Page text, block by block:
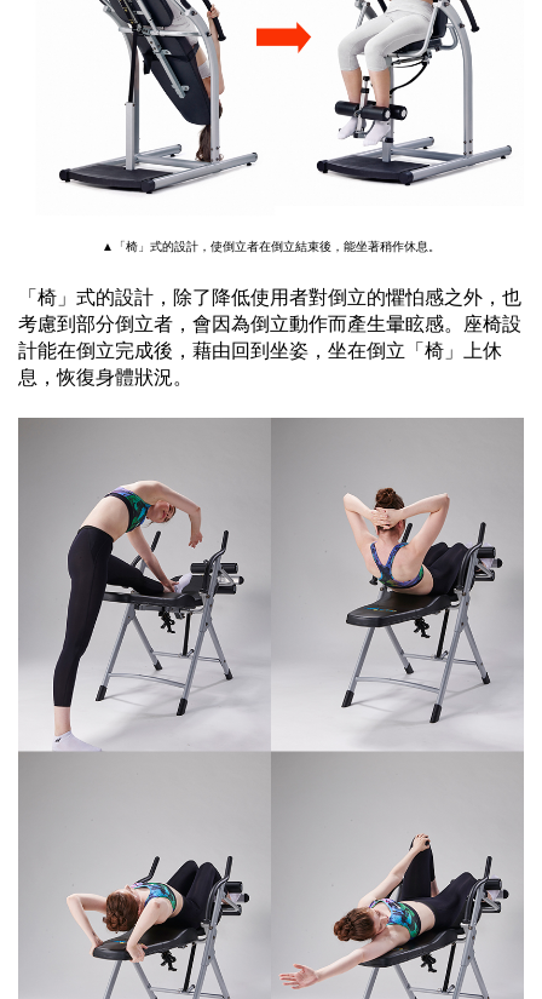
▲「椅」式的設計，使倒立者在倒立結束後，能坐著稍作休息。
「椅」式的設計，除了降低使用者對倒立的懼怕感之外， 也
考慮到部分倒立者，會因為倒立動作而產生暈眩感。座椅設
計能在倒立完成後， 藉由回到坐姿，坐在倒立「椅」上休
息，恢復身體狀況。